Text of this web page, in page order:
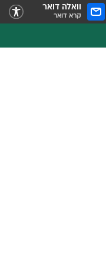
וואלה דואר
קרא דואר